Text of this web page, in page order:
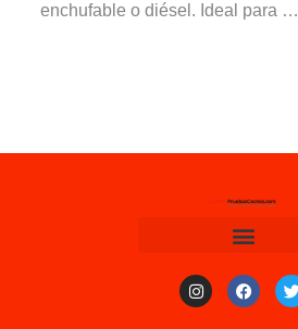
enchufable o diésel. Ideal para …